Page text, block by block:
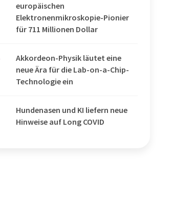
europäischen
Elektronenmikroskopie-Pionier
für 711 Millionen Dollar
Akkordeon-Physik läutet eine
neue Ära für die Lab-on-a-Chip-
Technologie ein
Hundenasen und KI liefern neue
Hinweise auf Long COVID